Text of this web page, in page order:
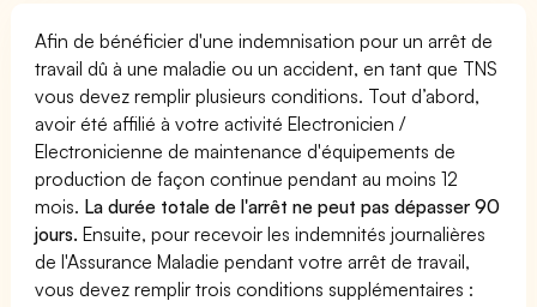
Afin de bénéficier d'une indemnisation pour un arrêt de
travail dû à une maladie ou un accident, en tant que TNS
vous devez remplir plusieurs conditions. Tout d’abord,
avoir été affilié à votre activité Electronicien /
Electronicienne de maintenance d'équipements de
production de façon continue pendant au moins 12
mois. La durée totale de l'arrêt ne peut pas dépasser 90
jours. Ensuite, pour recevoir les indemnités journalières
de l'Assurance Maladie pendant votre arrêt de travail,
vous devez remplir trois conditions supplémentaires :